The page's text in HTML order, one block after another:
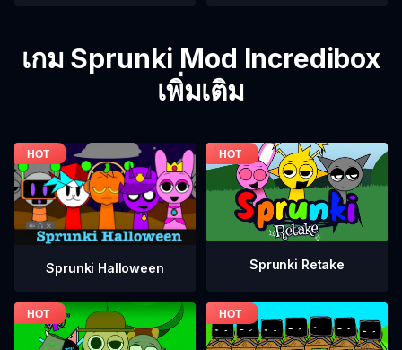
เกม Sprunki Mod Incredibox
เพิ่มเติม
Sprunki Halloween Sprunki Retake